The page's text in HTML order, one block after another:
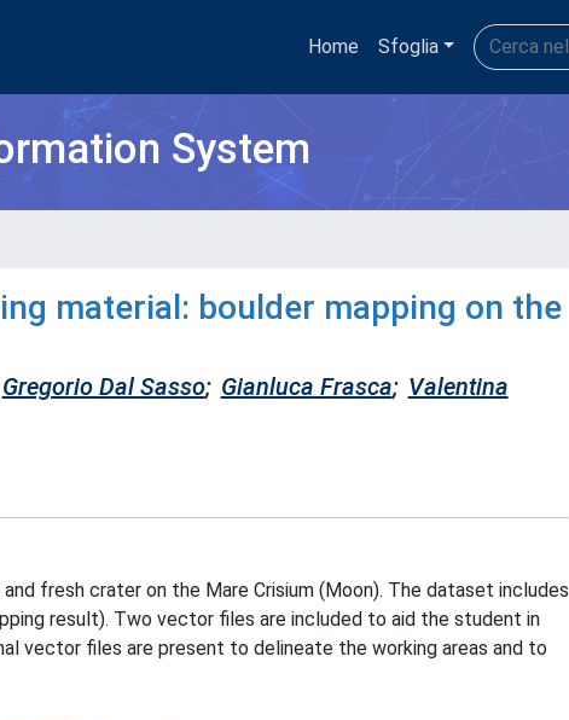
Home Sfoglia
System
material: boulder mapping on the
Gregorio Dal Sasso; Gianluca Frasca; Valentina
fresh crater on the Mare Crisium (Moon). The dataset includes
result). Two vector files are included to aid the student in
vector files are present to delineate the working areas and to